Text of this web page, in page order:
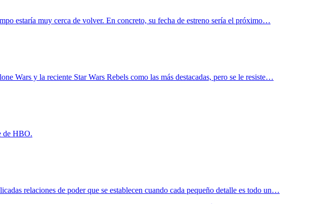
estaría muy cerca de volver. En concreto, su fecha de estreno sería el próximo…
Wars y la reciente Star Wars Rebels como las más destacadas, pero se le resiste…
de HBO.
relaciones de poder que se establecen cuando cada pequeño detalle es todo un…